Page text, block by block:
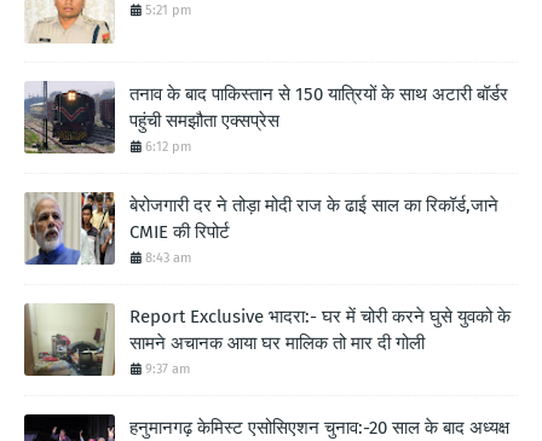
5:21 pm
तनाव के बाद पाकिस्तान से 150 यात्रियों के साथ अटारी बॉर्डर
पहुंची समझौता एक्सप्रेस
6:12 pm
बेरोजगारी दर ने तोड़ा मोदी राज के ढाई साल का रिकॉर्ड,जाने
CMIE की रिपोर्ट
8:43 am
Report Exclusive भादरा:- घर में चोरी करने घुसे युवको के
सामने अचानक आया घर मालिक तो मार दी गोली
9:37 am
हनुमानगढ़ केमिस्ट एसोसिएशन चुनाव:-20 साल के बाद अध्यक्ष